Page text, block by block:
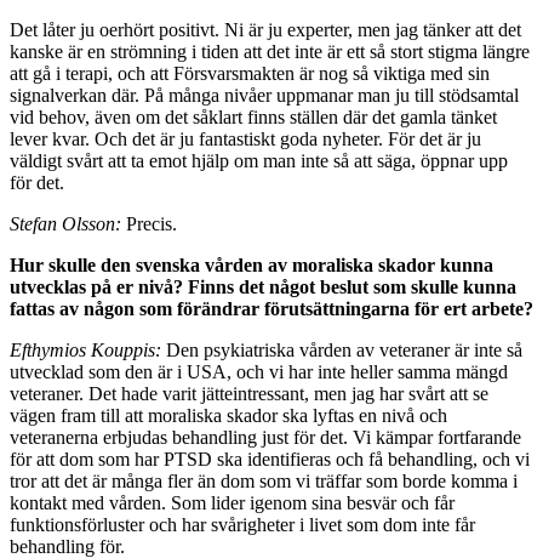
Det låter ju oerhört positivt. Ni är ju experter, men jag tänker att det
kanske är en strömning i tiden att det inte är ett så stort stigma längre
att gå i terapi, och att Försvarsmakten är nog så viktiga med sin
signalverkan där. På många nivåer uppmanar man ju till stödsamtal
vid behov, även om det såklart finns ställen där det gamla tänket
lever kvar. Och det är ju fantastiskt goda nyheter. För det är ju
väldigt svårt att ta emot hjälp om man inte så att säga, öpp­nar upp
för det.
Stefan Olsson: Precis.
Hur skulle den svenska vården av moraliska skador kunna
utvecklas på er nivå? Finns det något beslut som skulle kunna
fattas av någon som förändrar för­utsättningarna för ert arbete?
Efthymios Kouppis: Den psykiatriska vården av vete­raner är inte så
utvecklad som den är i USA, och vi har inte heller samma mängd
veteraner. Det hade varit jätteintressant, men jag har svårt att se
vägen fram till att moraliska skador ska lyftas en nivå och
veteranerna erbjudas behandling just för det. Vi kämpar fortfarande
för att dom som har PTSD ska identifieras och få be­handling, och vi
tror att det är många fler än dom som vi träffar som borde komma i
kontakt med vården. Som lider igenom sina besvär och får
funktionsförluster och har svårigheter i livet som dom inte får
behandling för.